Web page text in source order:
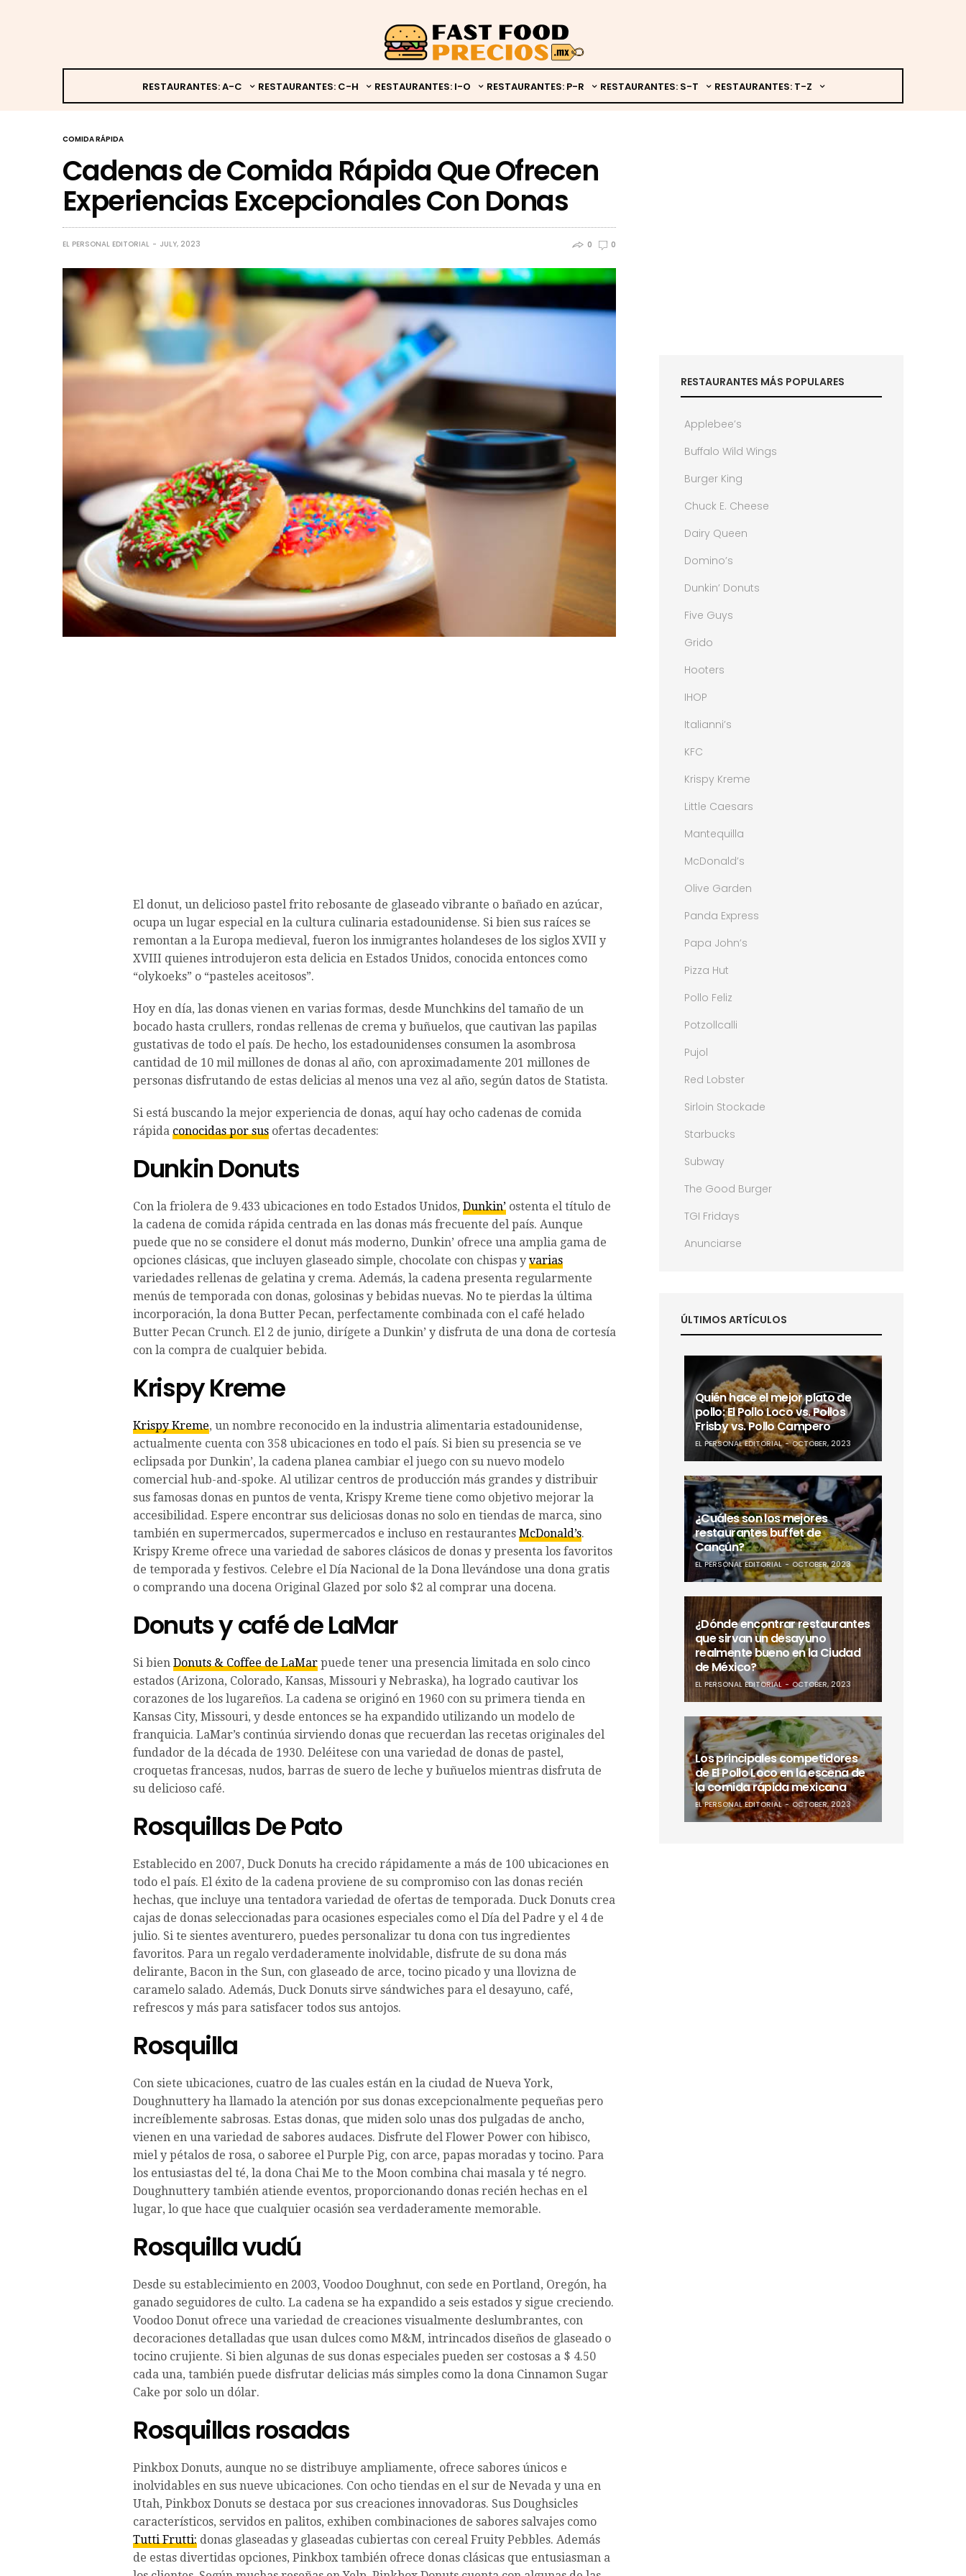
RESTAURANTES: A-C RESTAURANTES: C-H RESTAURANTES: I-O RESTAURANTES: P-R RESTAURANTES: S-T RESTAURANTES: T-Z
COMIDA RÁPIDA
Cadenas de Comida Rápida Que Ofrecen
Experiencias Excepcionales Con Donas
EL PERSONAL EDITORIAL JULY, 2023 0 0
El donut, un delicioso pastel frito rebosante de glaseado vibrante o bañado en azúcar,
ocupa un lugar especial en la cultura culinaria estadounidense. Si bien sus raíces se
remontan a la Europa medieval, fueron los inmigrantes holandeses de los siglos XVII y
XVIII quienes introdujeron esta delicia en Estados Unidos, conocida entonces como
“olykoeks” o “pasteles aceitosos”.
Hoy en día, las donas vienen en varias formas, desde Munchkins del tamaño de un
bocado hasta crullers, rondas rellenas de crema y buñuelos, que cautivan las papilas
gustativas de todo el país. De hecho, los estadounidenses consumen la asombrosa
cantidad de 10 mil millones de donas al año, con aproximadamente 201 millones de
personas disfrutando de estas delicias al menos una vez al año, según datos de Statista.
Si está buscando la mejor experiencia de donas, aquí hay ocho cadenas de comida
rápida conocidas por sus ofertas decadentes:
Dunkin Donuts
Con la friolera de 9.433 ubicaciones en todo Estados Unidos, Dunkin’ ostenta el título de
la cadena de comida rápida centrada en las donas más frecuente del país. Aunque
puede que no se considere el donut más moderno, Dunkin’ ofrece una amplia gama de
opciones clásicas, que incluyen glaseado simple, chocolate con chispas y varias
variedades rellenas de gelatina y crema. Además, la cadena presenta regularmente
menús de temporada con donas, golosinas y bebidas nuevas. No te pierdas la última
incorporación, la dona Butter Pecan, perfectamente combinada con el café helado
Butter Pecan Crunch. El 2 de junio, dirígete a Dunkin’ y disfruta de una dona de cortesía
con la compra de cualquier bebida.
Krispy Kreme
Krispy Kreme, un nombre reconocido en la industria alimentaria estadounidense,
actualmente cuenta con 358 ubicaciones en todo el país. Si bien su presencia se ve
eclipsada por Dunkin’, la cadena planea cambiar el juego con su nuevo modelo
comercial hub-and-spoke. Al utilizar centros de producción más grandes y distribuir
sus famosas donas en puntos de venta, Krispy Kreme tiene como objetivo mejorar la
accesibilidad. Espere encontrar sus deliciosas donas no solo en tiendas de marca, sino
también en supermercados, supermercados e incluso en restaurantes McDonald’s.
Krispy Kreme ofrece una variedad de sabores clásicos de donas y presenta los favoritos
de temporada y festivos. Celebre el Día Nacional de la Dona llevándose una dona gratis
o comprando una docena Original Glazed por solo $2 al comprar una docena.
Donuts y café de LaMar
Si bien Donuts & Coffee de LaMar puede tener una presencia limitada en solo cinco
estados (Arizona, Colorado, Kansas, Missouri y Nebraska), ha logrado cautivar los
corazones de los lugareños. La cadena se originó en 1960 con su primera tienda en
Kansas City, Missouri, y desde entonces se ha expandido utilizando un modelo de
franquicia. LaMar’s continúa sirviendo donas que recuerdan las recetas originales del
fundador de la década de 1930. Deléitese con una variedad de donas de pastel,
croquetas francesas, nudos, barras de suero de leche y buñuelos mientras disfruta de
su delicioso café.
Rosquillas De Pato
Establecido en 2007, Duck Donuts ha crecido rápidamente a más de 100 ubicaciones en
todo el país. El éxito de la cadena proviene de su compromiso con las donas recién
hechas, que incluye una tentadora variedad de ofertas de temporada. Duck Donuts crea
cajas de donas seleccionadas para ocasiones especiales como el Día del Padre y el 4 de
julio. Si te sientes aventurero, puedes personalizar tu dona con tus ingredientes
favoritos. Para un regalo verdaderamente inolvidable, disfrute de su dona más
delirante, Bacon in the Sun, con glaseado de arce, tocino picado y una llovizna de
caramelo salado. Además, Duck Donuts sirve sándwiches para el desayuno, café,
refrescos y más para satisfacer todos sus antojos.
Rosquilla
Con siete ubicaciones, cuatro de las cuales están en la ciudad de Nueva York,
Doughnuttery ha llamado la atención por sus donas excepcionalmente pequeñas pero
increíblemente sabrosas. Estas donas, que miden solo unas dos pulgadas de ancho,
vienen en una variedad de sabores audaces. Disfrute del Flower Power con hibisco,
miel y pétalos de rosa, o saboree el Purple Pig, con arce, papas moradas y tocino. Para
los entusiastas del té, la dona Chai Me to the Moon combina chai masala y té negro.
Doughnuttery también atiende eventos, proporcionando donas recién hechas en el
lugar, lo que hace que cualquier ocasión sea verdaderamente memorable.
Rosquilla vudú
Desde su establecimiento en 2003, Voodoo Doughnut, con sede en Portland, Oregón, ha
ganado seguidores de culto. La cadena se ha expandido a seis estados y sigue creciendo.
Voodoo Donut ofrece una variedad de creaciones visualmente deslumbrantes, con
decoraciones detalladas que usan dulces como M&M, intrincados diseños de glaseado o
tocino crujiente. Si bien algunas de sus donas especiales pueden ser costosas a $ 4.50
cada una, también puede disfrutar delicias más simples como la dona Cinnamon Sugar
Cake por solo un dólar.
Rosquillas rosadas
Pinkbox Donuts, aunque no se distribuye ampliamente, ofrece sabores únicos e
inolvidables en sus nueve ubicaciones. Con ocho tiendas en el sur de Nevada y una en
Utah, Pinkbox Donuts se destaca por sus creaciones innovadoras. Sus Doughsicles
característicos, servidos en palitos, exhiben combinaciones de sabores salvajes como
Tutti Frutti: donas glaseadas y glaseadas cubiertas con cereal Fruity Pebbles. Además
de estas divertidas opciones, Pinkbox también ofrece donas clásicas que entusiasman a
RESTAURANTES MÁS POPULARES
Applebee’s
Buffalo Wild Wings
Burger King
Chuck E. Cheese
Dairy Queen
Domino’s
Dunkin’ Donuts
Five Guys
Grido
Hooters
IHOP
Italianni’s
KFC
Krispy Kreme
Little Caesars
Mantequilla
McDonald’s
Olive Garden
Panda Express
Papa John’s
Pizza Hut
Pollo Feliz
Potzollcalli
Pujol
Red Lobster
Sirloin Stockade
Starbucks
Subway
The Good Burger
TGI Fridays
Anunciarse
ÚLTIMOS ARTÍCULOS
Quién hace el mejor plato de
pollo: El Pollo Loco vs. Pollos
Frisby vs. Pollo Campero
EL PERSONAL EDITORIAL OCTOBER, 2023
¿Cuáles son los mejores
restaurantes buffet de
Cancún?
EL PERSONAL EDITORIAL OCTOBER, 2023
¿Dónde encontrar restaurantes
que sirvan un desayuno
realmente bueno en la Ciudad
de México?
EL PERSONAL EDITORIAL OCTOBER, 2023
Los principales competidores
de El Pollo Loco en la escena de
la comida rápida mexicana
EL PERSONAL EDITORIAL OCTOBER, 2023